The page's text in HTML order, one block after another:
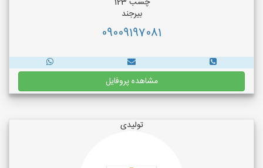
بیرجند
09009197081
مشاهده پروفایل
تولیدی